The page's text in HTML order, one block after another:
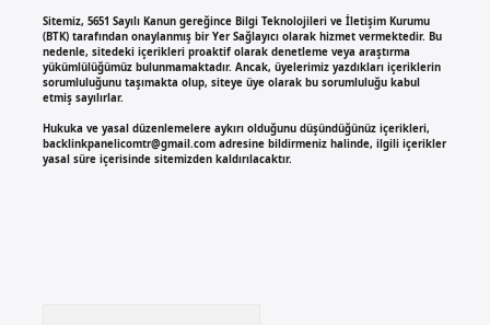
Sitemiz, 5651 Sayılı Kanun gereğince Bilgi Teknolojileri ve İletişim Kurumu
(BTK) tarafından onaylanmış bir Yer Sağlayıcı olarak hizmet vermektedir. Bu
nedenle, sitedeki içerikleri proaktif olarak denetleme veya araştırma
yükümlülüğümüz bulunmamaktadır. Ancak, üyelerimiz yazdıkları içeriklerin
sorumluluğunu taşımakta olup, siteye üye olarak bu sorumluluğu kabul
etmiş sayılırlar.
Hukuka ve yasal düzenlemelere aykırı olduğunu düşündüğünüz içerikleri,
backlinkpanelicomtr@gmail.comadresine bildirmeniz halinde, ilgili içerikler
yasal süre içerisinde sitemizden kaldırılacaktır.